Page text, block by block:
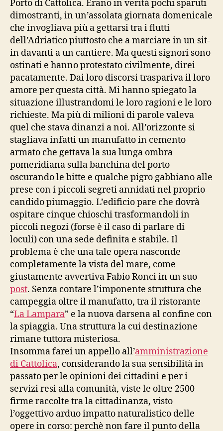
Porto di Cattolica. Erano in verità pochi sparuti
dimostranti, in un’assolata giornata domenicale
che invogliava più a gettarsi tra i flutti
dell’Adriatico piuttosto che a marciare in un sit-
in davanti a un cantiere. Ma questi signori sono
ostinati e hanno protestato civilmente, direi
pacatamente. Dai loro discorsi traspariva il loro
amore per questa città. Mi hanno spiegato la
situazione illustrandomi le loro ragioni e le loro
richieste. Ma più di milioni di parole valeva
quel che stava dinanzi a noi. All’orizzonte si
stagliava infatti un manufatto in cemento
armato che gettava la sua lunga ombra
pomeridiana sulla banchina del porto
oscurando le bitte e qualche pigro gabbiano alle
prese con i piccoli segreti annidati nel proprio
candido piumaggio. L’edificio pare che dovrà
ospitare cinque chioschi trasformandoli in
piccoli negozi (forse è il caso di parlare di
loculi) con una sede definita e stabile. Il
problema è che una tale opera nasconde
completamente la vista del mare, come
giustamente avvertiva Fabio Ronci in un suo
post. Senza contare l’imponente struttura che
campeggia oltre il manufatto, tra il ristorante
“La Lampara” e la nuova darsena al confine con
la spiaggia. Una struttura la cui destinazione
rimane tuttora misteriosa.
Insomma farei un appello all’amministrazione
di Cattolica, considerando la sua sensibilità in
passato per le opinioni dei cittadini e per i
servizi resi alla comunità, viste le oltre 2500
firme raccolte tra la cittadinanza, visto
l’oggettivo arduo impatto naturalistico delle
opere in corso: perchè non fare il punto della